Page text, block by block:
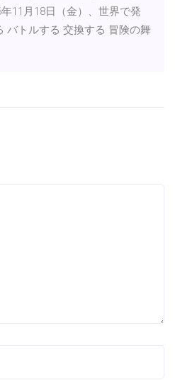
年11月18日（金）、世界で発
バトルする 交換する 冒険の舞